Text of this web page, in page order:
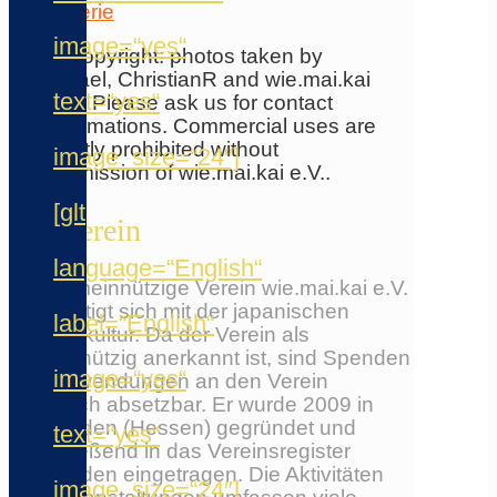
image=“yes“
text=“yes“
image_size=“24″]
[glt
language=“English“
label=“English“
image=“yes“
text=“yes“
image_size=“24″]
Galerie
© Copyright: photos taken by
Azrael, ChristianR and wie.mai.kai
e.V.. Please ask us for contact
informations. Commercial uses are
strictly prohibited without
permission of wie.mai.kai e.V..
Der Verein
Der gemeinnützige Verein wie.mai.kai e.V.
beschäftigt sich mit der japanischen
Populärkultur. Da der Verein als
gemeinnützig anerkannt ist, sind Spenden
und Zuwendungen an den Verein
steuerlich absetzbar. Er wurde 2009 in
Wiesbaden (Hessen) gegründet und
anschließend in das Vereinsregister
Wiesbaden eingetragen. Die Aktivitäten